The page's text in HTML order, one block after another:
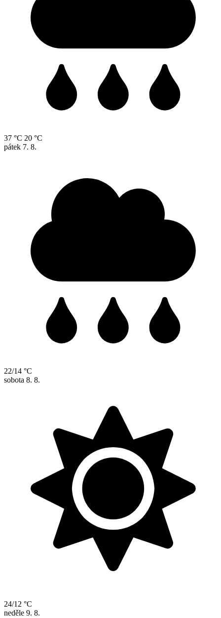
37 °C 20 °C
pátek 7. 8.
22/14 °C
sobota 8. 8.
24/12 °C
neděle 9. 8.